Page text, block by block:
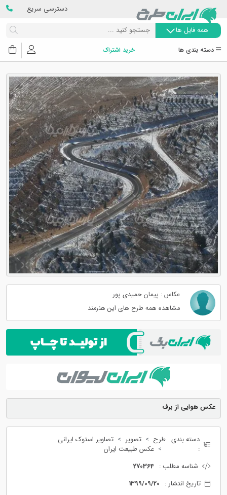
دسترسی سریع
همه فایل ها
دسته بندی ها خرید اشتراک
عکس هوایی از برف
دسته بندی
:
طرح تصویر
تصاویر استوک ایرانی
عکس طبیعت ایران
شناسه مطلب : 270364
تاریخ انتشار : 1399/09/20
عکاس : پیمان حمیدی پور
مشاهده همه طرح های این هنرمند